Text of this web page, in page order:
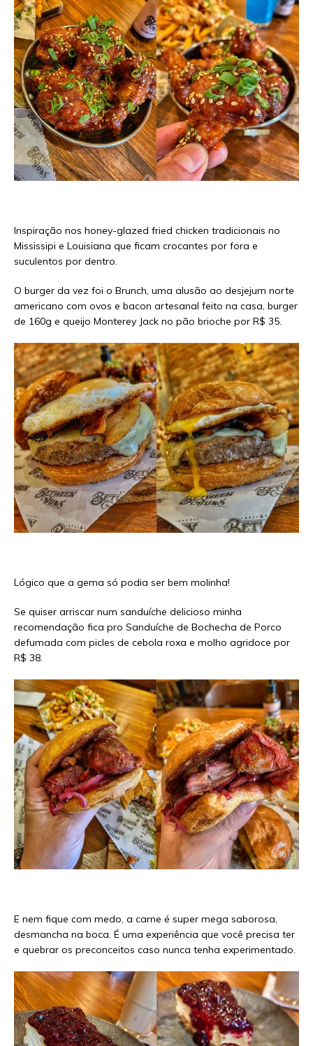
Inspiração nos honey-glazed fried chicken tradicionais no
Mississipi e Louisiana que ficam crocantes por fora e
suculentos por dentro.
O burger da vez foi o Brunch, uma alusão ao desjejum norte
americano com ovos e bacon artesanal feito na casa, burger
de 160g e queijo Monterey Jack no pão brioche por R$ 35.
Lógico que a gema só podia ser bem molinha!
Se quiser arriscar num sanduíche delicioso minha
recomendação fica pro Sanduíche de Bochecha de Porco
defumada com picles de cebola roxa e molho agridoce por
R$ 38.
E nem fique com medo, a carne é super mega saborosa,
desmancha na boca. É uma experiência que você precisa ter
e quebrar os preconceitos caso nunca tenha experimentado.